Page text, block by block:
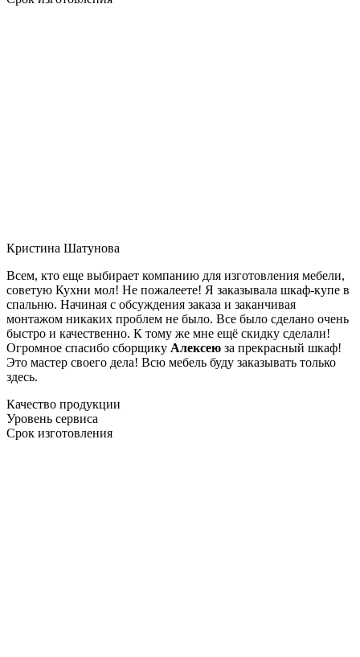
Кристина Шатунова
Всем, кто еще выбирает компанию для изготовления мебели,
советую Кухни мол! Не пожалеете! Я заказывала шкаф-купе в
спальню. Начиная с обсуждения заказа и заканчивая
монтажом никаких проблем не было. Все было сделано очень
быстро и качественно. К тому же мне ещё скидку сделали!
Огромное спасибо сборщику Алексею за прекрасный шкаф!
Это мастер своего дела! Всю мебель буду заказывать только
здесь.
Качество продукции
Уровень сервиса
Срок изготовления